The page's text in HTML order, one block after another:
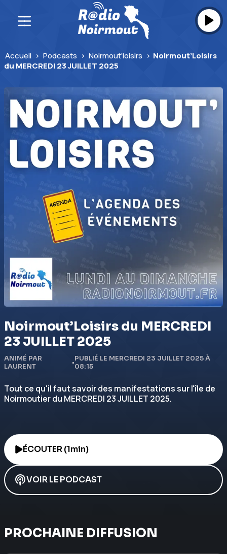
Accueil > Podcasts > Noirmout'loisirs > Noirmout’Loisirs
du MERCREDI 23 JUILLET 2025
Noirmout’Loisirs du MERCREDI
23 JUILLET 2025
ANIMÉ PAR
LAURENT
•PUBLIÉ LE MERCREDI 23 JUILLET 2025 À
08:15
Tout ce qu'il faut savoir des manifestations sur l'île de
Noirmoutier du MERCREDI 23 JUILLET 2025.
ÉCOUTER (1min)
VOIR LE PODCAST
PROCHAINE DIFFUSION